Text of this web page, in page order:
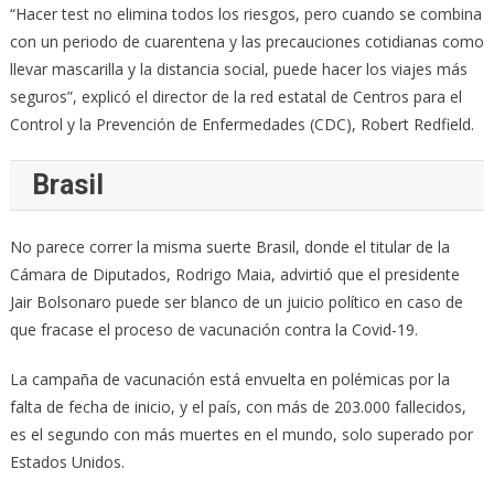
“Hacer test no elimina todos los riesgos, pero cuando se combina
con un periodo de cuarentena y las precauciones cotidianas como
llevar mascarilla y la distancia social, puede hacer los viajes más
seguros”, explicó el director de la red estatal de Centros para el
Control y la Prevención de Enfermedades (CDC), Robert Redfield.
Brasil
No parece correr la misma suerte Brasil, donde el titular de la
Cámara de Diputados, Rodrigo Maia, advirtió que el presidente
Jair Bolsonaro puede ser blanco de un juicio político en caso de
que fracase el proceso de vacunación contra la Covid-19.
La campaña de vacunación está envuelta en polémicas por la
falta de fecha de inicio, y el país, con más de 203.000 fallecidos,
es el segundo con más muertes en el mundo, solo superado por
Estados Unidos.